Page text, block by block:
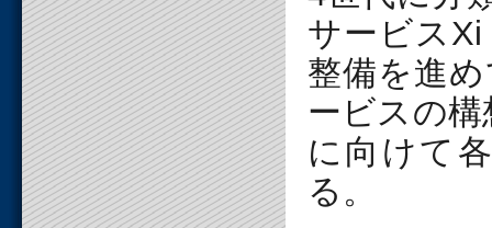
サービス
整備を進
ービスの
に向けて
る。